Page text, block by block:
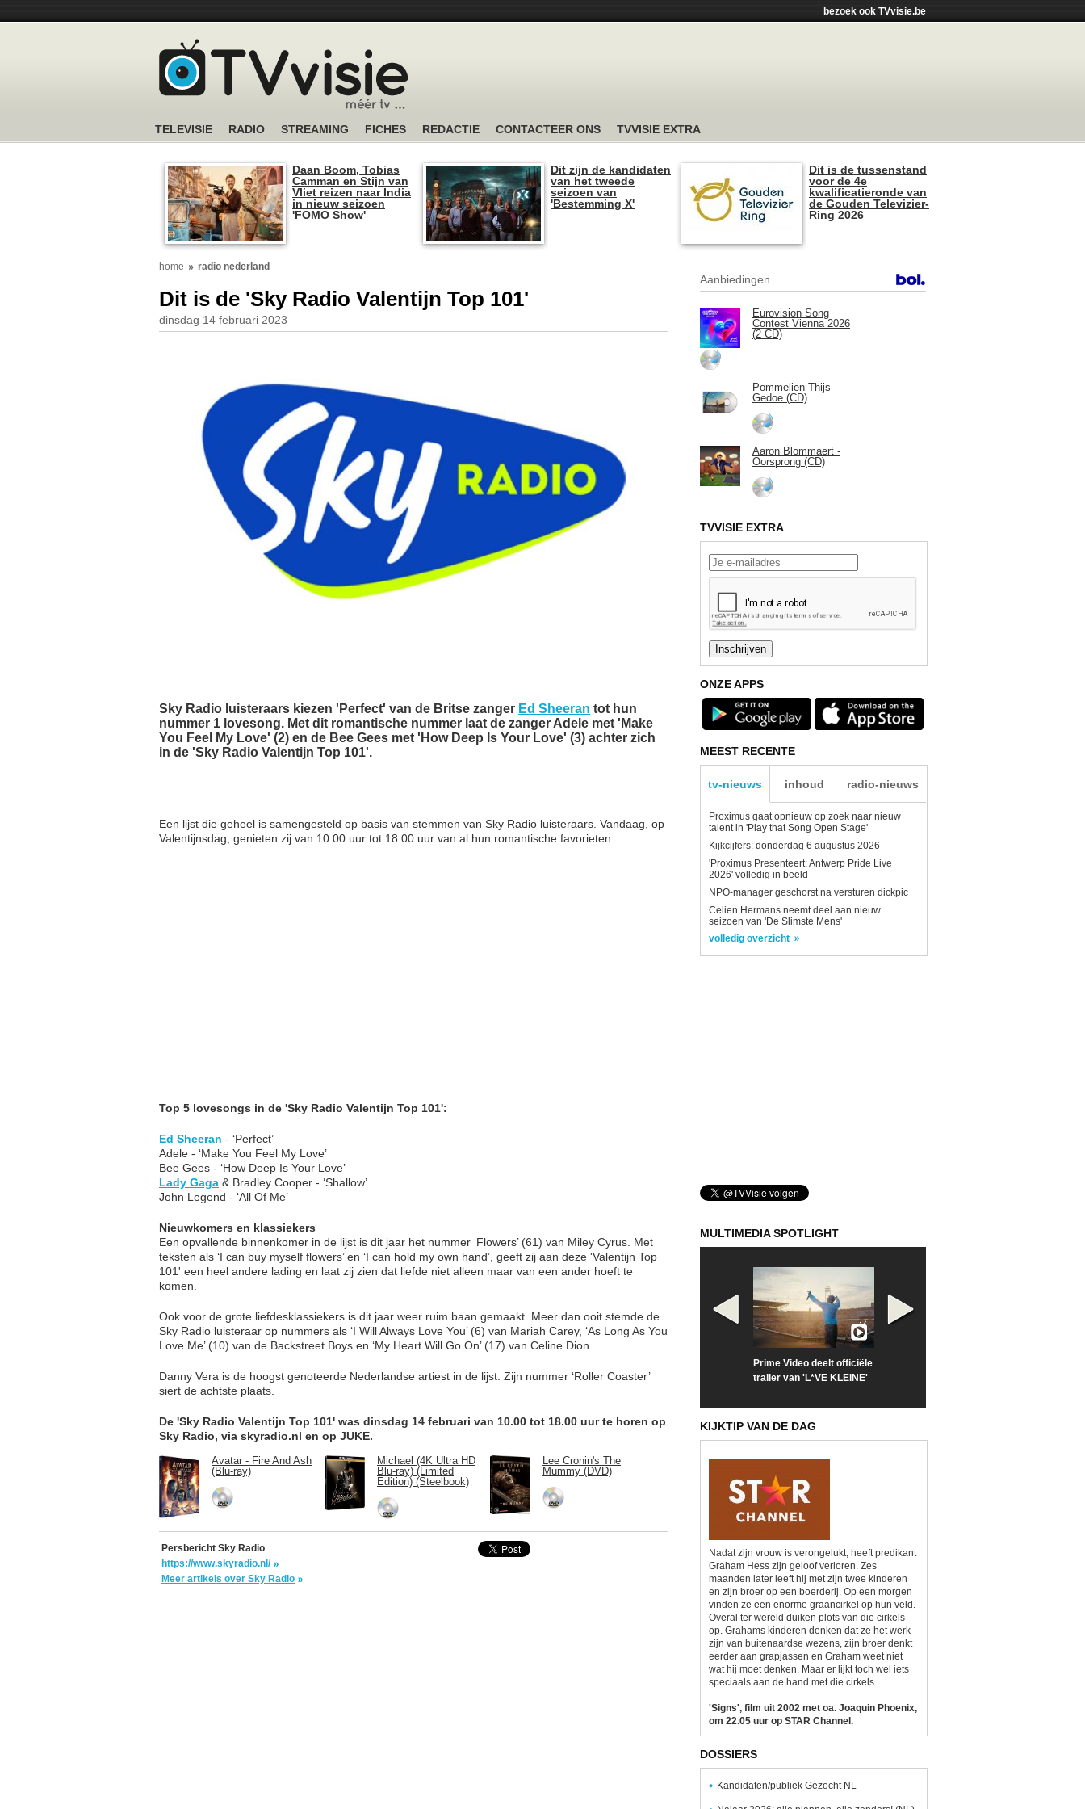
bezoek ook TVvisie.be
TELEVISIE RADIO STREAMING FICHES REDACTIE CONTACTEER ONS TVVISIE EXTRA
Daan Boom, Tobias
Camman en Stijn van
Vliet reizen naar India
in nieuw seizoen
'FOMO Show'
Dit zijn de kandidaten
van het tweede
seizoen van
'Bestemming X'
Dit is de tussenstand
voor de 4e
kwalificatieronde van
de Gouden Televizier-
Ring 2026
home radio nederland
Dit is de 'Sky Radio Valentijn Top 101'
dinsdag 14 februari 2023
Sky Radio luisteraars kiezen 'Perfect' van de Britse zanger Ed Sheeran tot hun
nummer 1 lovesong. Met dit romantische nummer laat de zanger Adele met 'Make
You Feel My Love' (2) en de Bee Gees met 'How Deep Is Your Love' (3) achter zich
in de 'Sky Radio Valentijn Top 101'.
Een lijst die geheel is samengesteld op basis van stemmen van Sky Radio luisteraars. Vandaag, op
Valentijnsdag, genieten zij van 10.00 uur tot 18.00 uur van al hun romantische favorieten.
Top 5 lovesongs in de 'Sky Radio Valentijn Top 101':
Ed Sheeran - ‘Perfect’
Adele - ‘Make You Feel My Love’
Bee Gees - ‘How Deep Is Your Love’
Lady Gaga & Bradley Cooper - ‘Shallow’
John Legend - ‘All Of Me’
Nieuwkomers en klassiekers
Een opvallende binnenkomer in de lijst is dit jaar het nummer ‘Flowers’ (61) van Miley Cyrus. Met
teksten als ‘I can buy myself flowers’ en ‘I can hold my own hand’, geeft zij aan deze 'Valentijn Top
101' een heel andere lading en laat zij zien dat liefde niet alleen maar van een ander hoeft te
komen.
Ook voor de grote liefdesklassiekers is dit jaar weer ruim baan gemaakt. Meer dan ooit stemde de
Sky Radio luisteraar op nummers als ‘I Will Always Love You’ (6) van Mariah Carey, ‘As Long As You
Love Me’ (10) van de Backstreet Boys en ‘My Heart Will Go On’ (17) van Celine Dion.
Danny Vera is de hoogst genoteerde Nederlandse artiest in de lijst. Zijn nummer ‘Roller Coaster’
siert de achtste plaats.
De 'Sky Radio Valentijn Top 101' was dinsdag 14 februari van 10.00 tot 18.00 uur te horen op
Sky Radio, via skyradio.nl en op JUKE.
Avatar - Fire And Ash
(Blu-ray)
Michael (4K Ultra HD
Blu-ray) (Limited
Edition) (Steelbook)
Lee Cronin's The
Mummy (DVD)
Persbericht Sky Radio
https://www.skyradio.nl/
Meer artikels over Sky Radio
Aanbiedingen
Eurovision Song
Contest Vienna 2026
(2 CD)
Pommelien Thijs -
Gedoe (CD)
Aaron Blommaert -
Oorsprong (CD)
TVVISIE EXTRA
ONZE APPS
MEEST RECENTE
tv-nieuws inhoud radio-nieuws
Proximus gaat opnieuw op zoek naar nieuw
talent in 'Play that Song Open Stage'
Kijkcijfers: donderdag 6 augustus 2026
'Proximus Presenteert: Antwerp Pride Live
2026' volledig in beeld
NPO-manager geschorst na versturen dickpic
Celien Hermans neemt deel aan nieuw
seizoen van 'De Slimste Mens'
volledig overzicht
MULTIMEDIA SPOTLIGHT
Prime Video deelt officiële
trailer van 'L*VE KLEINE'
KIJKTIP VAN DE DAG
Nadat zijn vrouw is verongelukt, heeft predikant
Graham Hess zijn geloof verloren. Zes
maanden later leeft hij met zijn twee kinderen
en zijn broer op een boerderij. Op een morgen
vinden ze een enorme graancirkel op hun veld.
Overal ter wereld duiken plots van die cirkels
op. Grahams kinderen denken dat ze het werk
zijn van buitenaardse wezens, zijn broer denkt
eerder aan grapjassen en Graham weet niet
wat hij moet denken. Maar er lijkt toch wel iets
speciaals aan de hand met die cirkels.
'Signs', film uit 2002 met oa. Joaquin Phoenix,
om 22.05 uur op STAR Channel.
DOSSIERS
Kandidaten/publiek Gezocht NL